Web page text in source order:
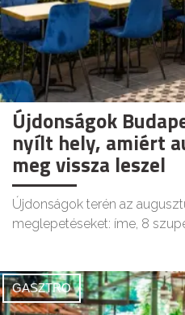
Újdonságok
nyílt hely, amiért
meg vissza leszel
Újdonságok terén az
meglepetéseket: íme, 8
GASZTRO